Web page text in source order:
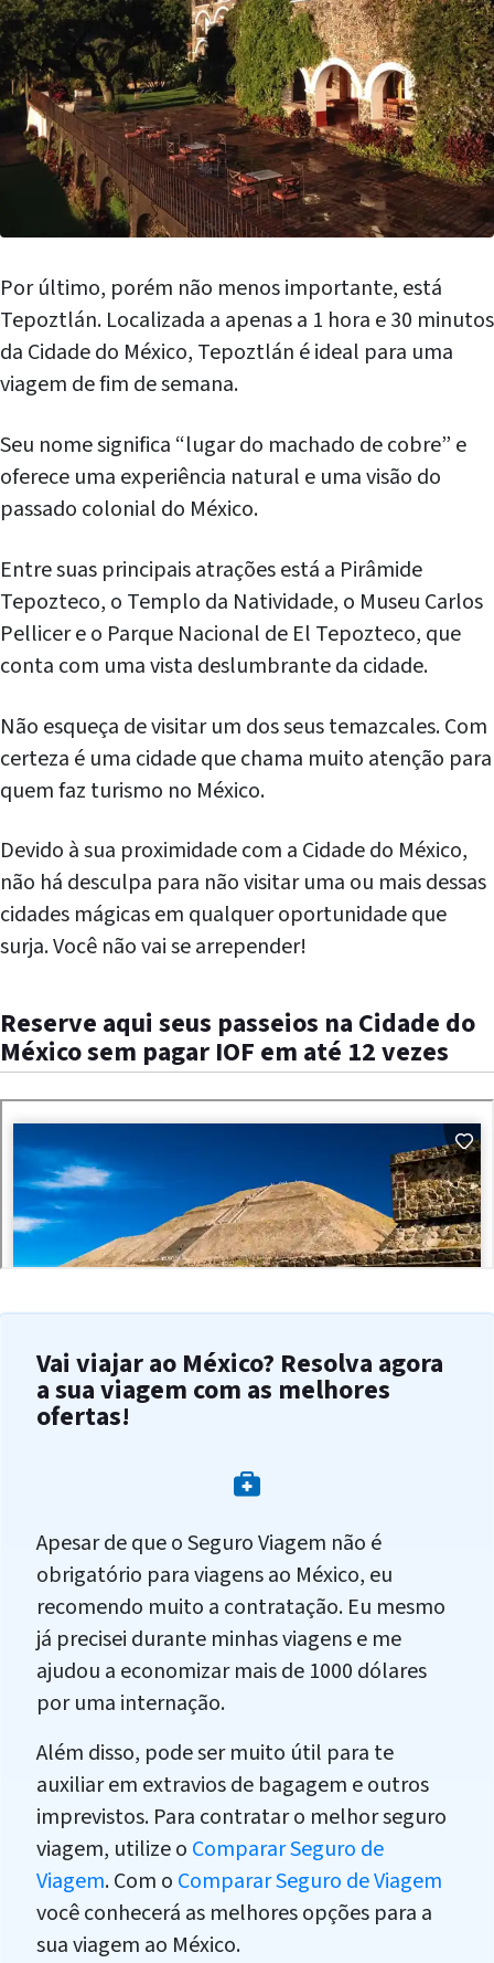
Por último, porém não menos importante, está
Tepoztlán. Localizada a apenas a 1 hora e 30 minutos
da Cidade do México, Tepoztlán é ideal para uma
viagem de fim de semana.
Seu nome significa “lugar do machado de cobre” e
oferece uma experiência natural e uma visão do
passado colonial do México.
Entre suas principais atrações está a Pirâmide
Tepozteco, o Templo da Natividade, o Museu Carlos
Pellicer e o Parque Nacional de El Tepozteco, que
conta com uma vista deslumbrante da cidade.
Não esqueça de visitar um dos seus temazcales. Com
certeza é uma cidade que chama muito atenção para
quem faz turismo no México.
Devido à sua proximidade com a Cidade do México,
não há desculpa para não visitar uma ou mais dessas
cidades mágicas em qualquer oportunidade que
surja. Você não vai se arrepender!
Reserve aqui seus passeios na Cidade do
México sem pagar IOF em até 12 vezes
Vai viajar ao México? Resolva agora
a sua viagem com as melhores
ofertas!
Apesar de que o Seguro Viagem não é
obrigatório para viagens ao México, eu
recomendo muito a contratação. Eu mesmo
já precisei durante minhas viagens e me
ajudou a economizar mais de 1000 dólares
por uma internação.
Além disso, pode ser muito útil para te
auxiliar em extravios de bagagem e outros
imprevistos. Para contratar o melhor seguro
viagem, utilize o Comparar Seguro de
Viagem. Com o Comparar Seguro de Viagem
você conhecerá as melhores opções para a
sua viagem ao México.